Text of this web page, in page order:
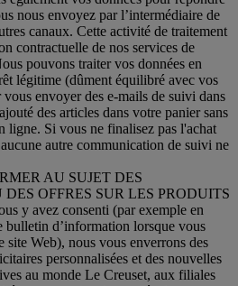
nous envoyez par l’intermédiaire de
canaux. Cette activité de traitement
contractuelle de nos services de
pouvons traiter vos données en
légitime (dûment équilibré avec vos
envoyer des e-mails de suivi dans
des articles dans votre panier sans
ligne. Si vous ne finalisez pas l'achat
autre communication de suivi ne
AU SUJET DES
OFFRES SUR LES PRODUITS
y avez consenti (par exemple en
bulletin d’information lorsque vous
site Web), nous vous enverrons des
personnalisées et des nouvelles
au monde Le Creuset, aux filiales